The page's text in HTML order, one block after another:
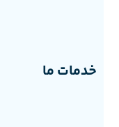
خدمات ما